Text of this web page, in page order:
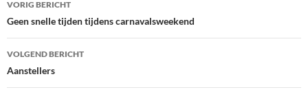
navigatie
VORIG BERICHT
Geen snelle tijden tijdens carnavalsweekend
VOLGEND BERICHT
Aanstellers